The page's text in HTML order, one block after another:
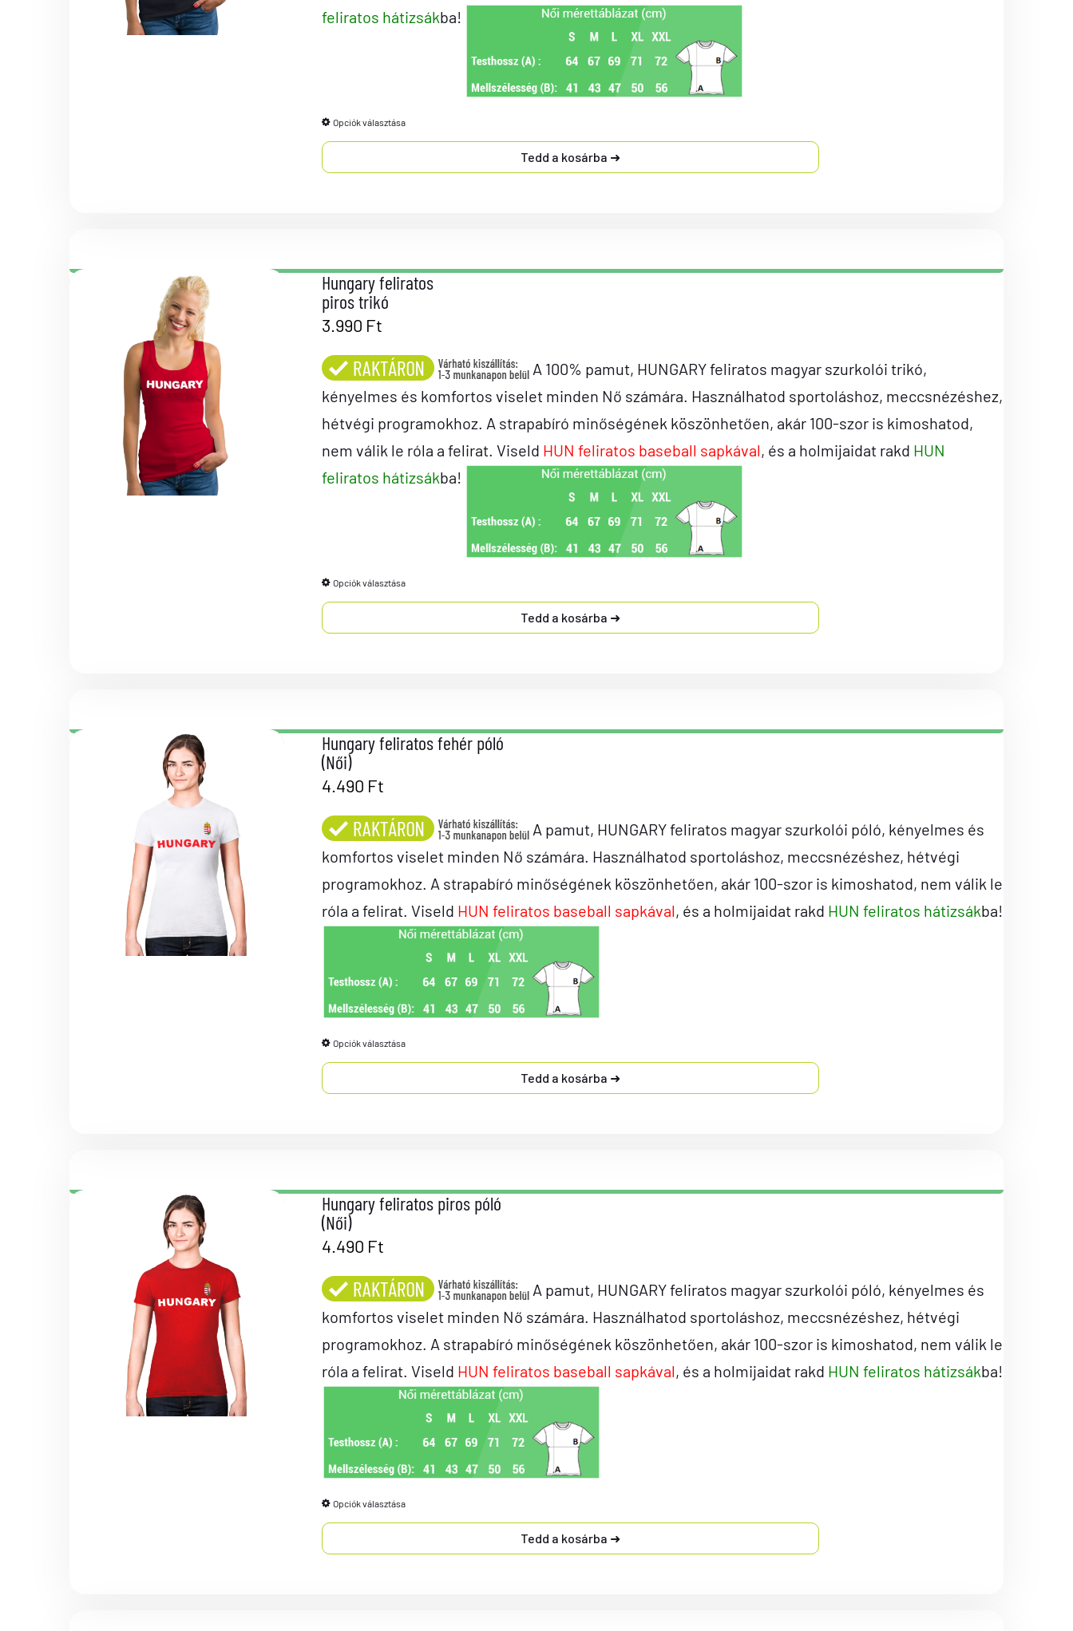
feliratos hátizsákba!
Opciók választása
Tedd a kosárba
Hungary feliratos
piros trikó
3.990 Ft
A 100% pamut, HUNGARY feliratos magyar szurkolói trikó,
kényelmes és komfortos viselet minden Nő számára. Használhatod sportoláshoz, meccsnézéshez,
hétvégi programokhoz. A strapabíró minőségének köszönhetően, akár 100-szor is kimoshatod,
nem válik le róla a felirat. Viseld HUN feliratos baseball sapkával, és a holmijaidat rakd HUN
feliratos hátizsákba!
Opciók választása
Tedd a kosárba
Hungary feliratos fehér póló
(Női)
4.490 Ft
A pamut, HUNGARY feliratos magyar szurkolói póló, kényelmes és
komfortos viselet minden Nő számára. Használhatod sportoláshoz, meccsnézéshez, hétvégi
programokhoz. A strapabíró minőségének köszönhetően, akár 100-szor is kimoshatod, nem válik le
róla a felirat. Viseld HUN feliratos baseball sapkával, és a holmijaidat rakd HUN feliratos hátizsákba!
Opciók választása
Tedd a kosárba
Hungary feliratos piros póló
(Női)
4.490 Ft
A pamut, HUNGARY feliratos magyar szurkolói póló, kényelmes és
komfortos viselet minden Nő számára. Használhatod sportoláshoz, meccsnézéshez, hétvégi
programokhoz. A strapabíró minőségének köszönhetően, akár 100-szor is kimoshatod, nem válik le
róla a felirat. Viseld HUN feliratos baseball sapkával, és a holmijaidat rakd HUN feliratos hátizsákba!
Opciók választása
Tedd a kosárba